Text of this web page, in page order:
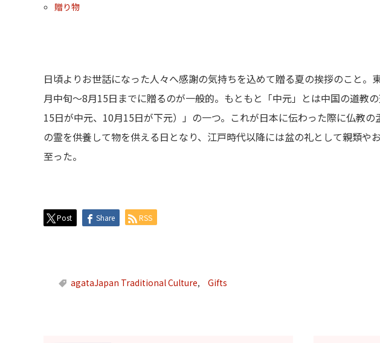
贈り物
日頃よりお世話になった人々へ感謝の気持ちを込めて贈る夏の挨拶のこと。
月中旬～8月15日までに贈るのが一般的。もともと「中元」とは中国の道教
15日が中元、10月15日が下元）」の一つ。これが日本に伝わった際に仏教
の霊を供養して物を供える日となり、江戸時代以降には盆の礼として親類や
至った。
Post Share RSS
agataJapan Traditional Culture, Gifts